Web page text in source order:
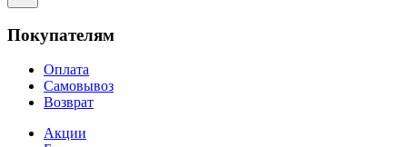
Покупателям
Оплата
Самовывоз
Возврат
Акции